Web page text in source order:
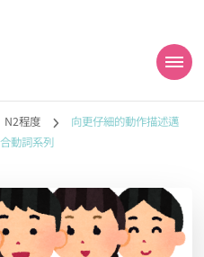
能力試
N2程度
向更仔細的動作描述邁
動詞系列